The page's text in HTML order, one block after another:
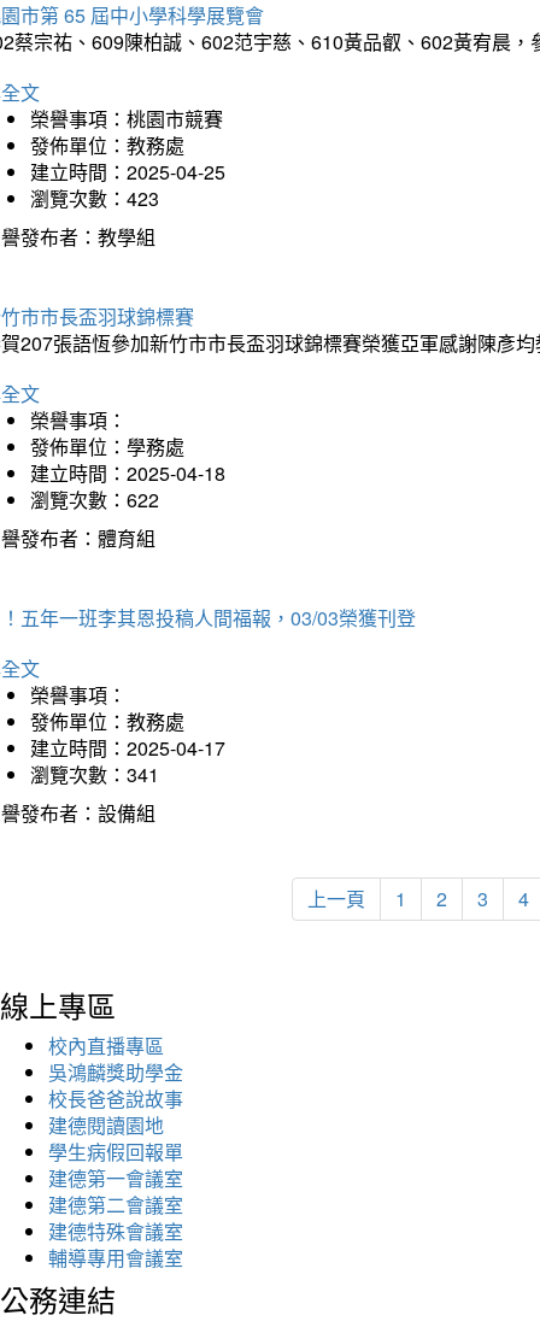
市第 65 屆中小學科學展覽會
蔡宗祐、609陳柏誠、602范宇慈、610黃品叡、602黃宥晨
文
榮譽事項：桃園市競賽
發佈單位：教務處
建立時間：2025-04-25
瀏覽次數：423
發布者：教學組
市市長盃羽球錦標賽
207張語恆參加新竹市市長盃羽球錦標賽榮獲亞軍感謝陳彥
文
榮譽事項：
發佈單位：學務處
建立時間：2025-04-18
瀏覽次數：622
發布者：體育組
五年一班李其恩投稿人間福報，03/03榮獲刊登
文
榮譽事項：
發佈單位：教務處
建立時間：2025-04-17
瀏覽次數：341
發布者：設備組
上一頁 1 2 3 4
線上專區
校內直播專區
吳鴻麟獎助學金
校長爸爸說故事
建德閱讀園地
學生病假回報單
建德第一會議室
建德第二會議室
建德特殊會議室
輔導專用會議室
公務連結